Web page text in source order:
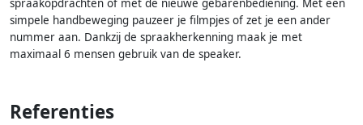
spraakopdrachten of met de nieuwe gebarenbediening. Met een
simpele handbeweging pauzeer je filmpjes of zet je een ander
nummer aan. Dankzij de spraakherkenning maak je met
maximaal 6 mensen gebruik van de speaker.
Referenties